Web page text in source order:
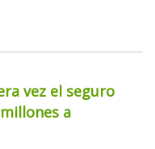
vez el seguro
a